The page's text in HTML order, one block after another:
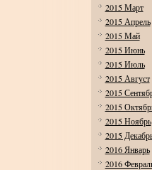
2015 Март
2015 Апрель
2015 Май
2015 Июнь
2015 Июль
2015 Август
2015
2015
2015 Ноябрь
2015
2016 Январь
2016